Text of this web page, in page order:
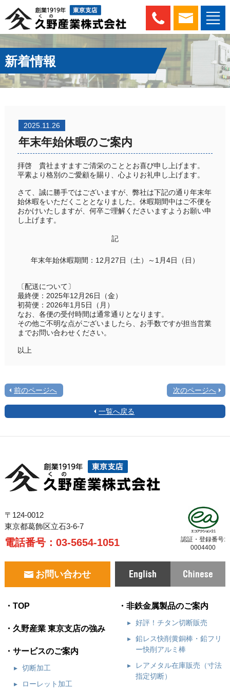
新着情報
2025.11.26
年末年始休暇のご案内
拝啓 貴社ますますご清栄のこととお喜び申し上げます。
平素より格別のご愛顧を賜り、心よりお礼申し上げます。
さて、誠に勝手ではございますが、弊社は下記の通り年末年
始休暇をいただくこととなりました。休暇期間中はご不便を
おかけいたしますが、何卒ご理解くださいますようお願い申
し上げます。
記
年末年始休暇期間：12月27日（土）～1月4日（日）
〔配送について〕
最終便：2025年12月26日（金）
初荷便：2026年1月5日（月）
なお、各便の受付時間は通常通りとなります。
その他ご不明な点がございましたら、お手数ですが担当営業
までお問い合わせください。
以上
前のページへ 次のページへ
一覧へ戻る
〒124-0012
東京都葛飾区立石3-6-7
電話番号： 03-5654-1051
認証・登録番号:
0004400
お問い合わせ English Chinese
TOP
久野産業 東京支店の強み
サービスのご案内
切断加工
ローレット加工
非鉄金属製品のご案内
好評！チタン切断販売
鉛レス快削黄銅棒・鉛フリ
ー快削アルミ棒
レアメタル在庫販売（寸法
指定切断）